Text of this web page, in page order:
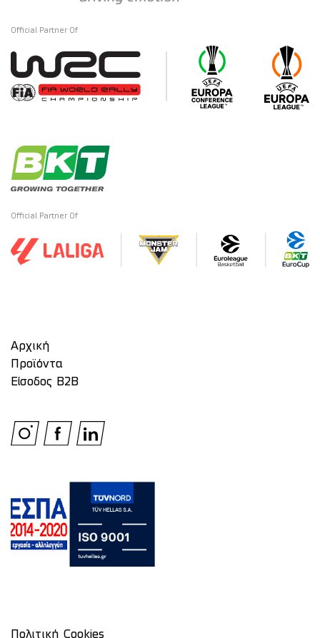
Official Partner Of
Official Partner Of
Αρχική
Προϊόντα
Είσοδος Β2Β
Πολιτική Cookies